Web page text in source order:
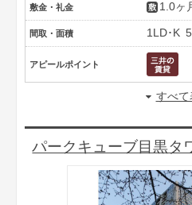
敷金・礼金 1.0ヶ
間取・面積 1LD･K
アピールポイント
すべて
パークキューブ目黒タ